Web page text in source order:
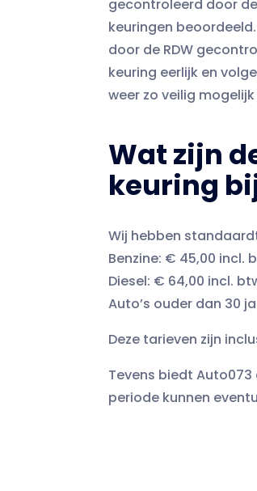
gecontroleerd door
keuringen
door de RDW
keuring eerlijk en
weer zo veilig
Wat zijn
keuring
Wij hebben
Benzine: € 45,00 incl.
Diesel: € 64,00 incl.
Auto’s ouder dan 30
Deze tarieven zijn
Tevens biedt
periode kunnen